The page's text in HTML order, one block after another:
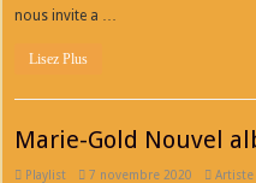
nous invite a …
Lisez Plus
Marie-Gold Nouvel
Playlist 7 novembre 2020 Artiste